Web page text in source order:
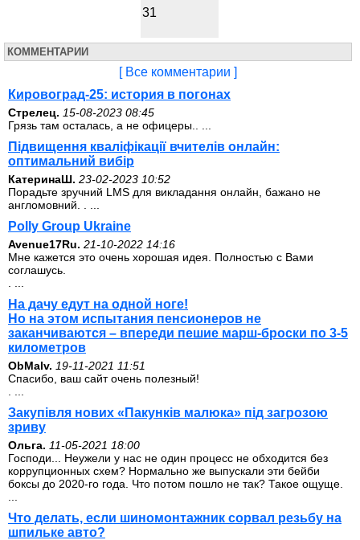
31
КОММЕНТАРИИ
[ Все комментарии ]
Кировоград-25: история в погонах
Стрелец. 15-08-2023 08:45
Грязь там осталась, а не офицеры.. ...
Підвищення кваліфікації вчителів онлайн:
оптимальний вибір
КатеринаШ. 23-02-2023 10:52
Порадьте зручний LMS для викладання онлайн, бажано не
англомовний. . ...
Polly Group Ukraine
Avenue17Ru. 21-10-2022 14:16
Мне кажется это очень хорошая идея. Полностью с Вами
соглашусь.
На дачу едут на одной ноге!
Но на этом испытания пенсионеров не
заканчиваются – впереди пешие марш-броски по 3-5
километров
ОbMalv. 19-11-2021 11:51
Спасибо, ваш сайт очень полезный!
Закупівля нових «Пакунків малюка» під загрозою
зриву
Ольга. 11-05-2021 18:00
Господи... Неужели у нас не один процесс не обходится без
коррупционных схем? Нормально же выпускали эти бейби
боксы до 2020-го года. Что потом пошло не так? Такое ощуще.
Что делать, если шиномонтажник сорвал резьбу на
шпильке авто?